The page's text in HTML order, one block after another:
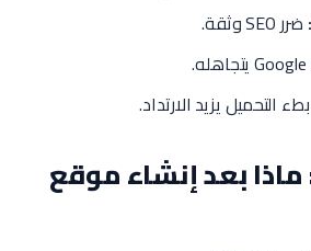
ضرر SEO وثقة.
بطء التحميل يزيد الارتداد.
ماذا بعد إنشاء موقع